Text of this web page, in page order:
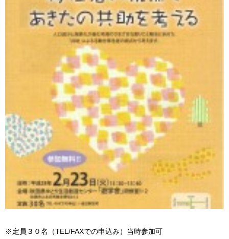
※定員３０名（TEL/FAXでの申込み）当時参加可